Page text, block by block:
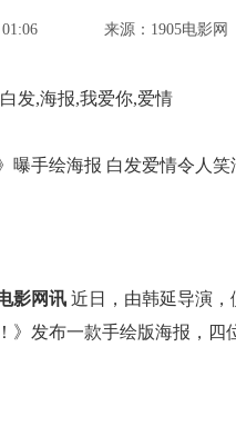
来源：1905电影网
发,海报,我爱你,爱情
影网讯 近日，由韩延导演
》发布一款手绘版海报，